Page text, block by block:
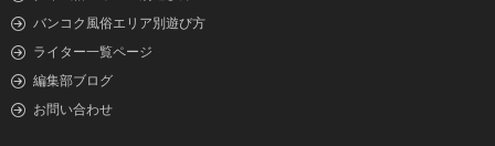
バンコク風俗エリア別遊び方
ライター一覧ページ
編集部ブログ
お問い合わせ